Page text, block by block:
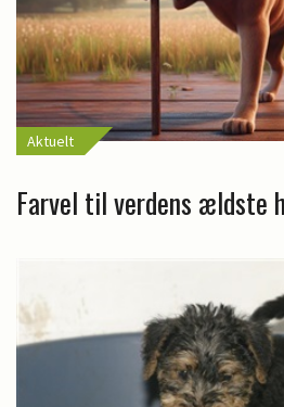
Aktuelt
Farvel til verdens ældste